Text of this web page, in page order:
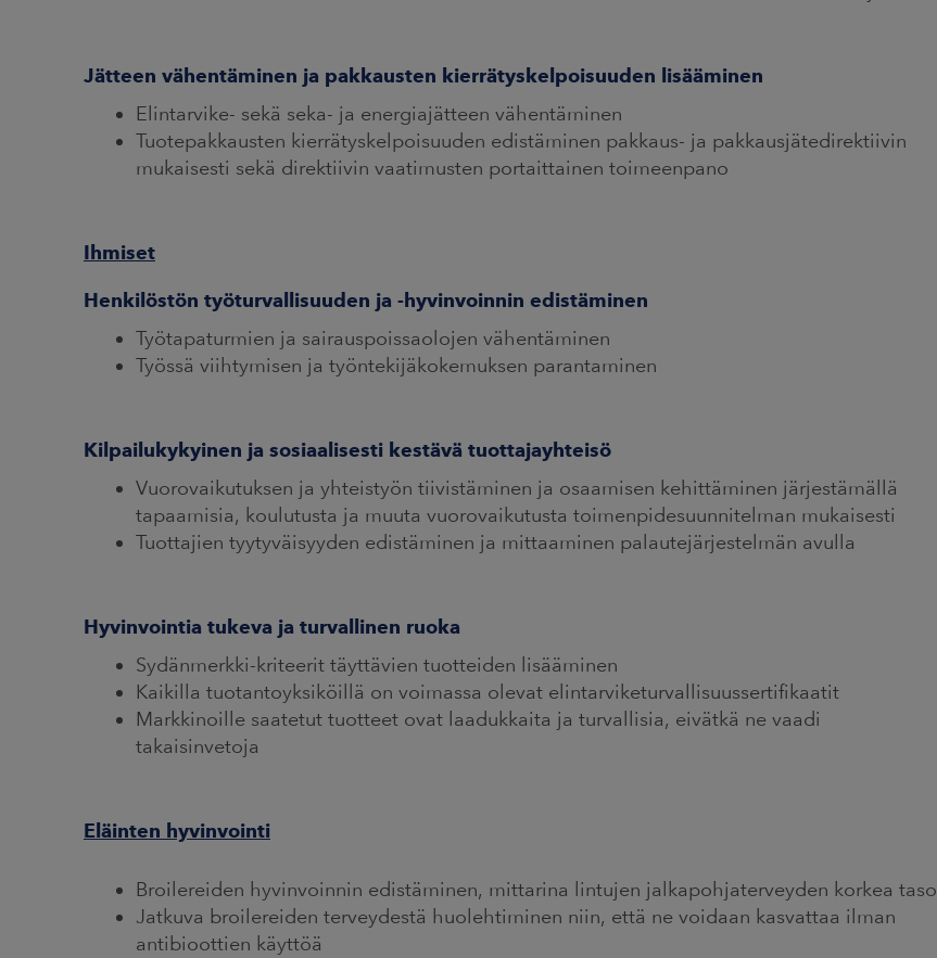
Jätteen vähentäminen ja pakkausten kierrätyskelpoisuuden lisääminen
Elintarvike- sekä seka- ja energiajätteen vähentäminen
Tuotepakkausten kierrätyskelpoisuuden edistäminen pakkaus- ja pakkausjätedirektiivin
mukaisesti sekä direktiivin vaatimusten portaittainen toimeenpano
Ihmiset
Henkilöstön työturvallisuuden ja -hyvinvoinnin edistäminen
Työtapaturmien ja sairauspoissaolojen vähentäminen
Työssä viihtymisen ja työntekijäkokemuksen parantaminen
Kilpailukykyinen ja sosiaalisesti kestävä tuottajayhteisö
Vuorovaikutuksen ja yhteistyön tiivistäminen ja osaamisen kehittäminen järjestämällä
tapaamisia, koulutusta ja muuta vuorovaikutusta toimenpidesuunnitelman mukaisesti
Tuottajien tyytyväisyyden edistäminen ja mittaaminen palautejärjestelmän avulla
Hyvinvointia tukeva ja turvallinen ruoka
Sydänmerkki-kriteerit täyttävien tuotteiden lisääminen
Kaikilla tuotantoyksiköillä on voimassa olevat elintarviketurvallisuussertifikaatit
Markkinoille saatetut tuotteet ovat laadukkaita ja turvallisia, eivätkä ne vaadi
takaisinvetoja
Eläinten hyvinvointi
Broilereiden hyvinvoinnin edistäminen, mittarina lintujen jalkapohjaterveyden korkea taso
Jatkuva broilereiden terveydestä huolehtiminen niin, että ne voidaan kasvattaa ilman
antibioottien käyttöä